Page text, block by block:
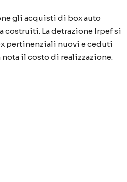
gli acquisti di box auto
costruiti. La detrazione Irpef si
pertinenziali nuovi e ceduti
il costo di realizzazione.